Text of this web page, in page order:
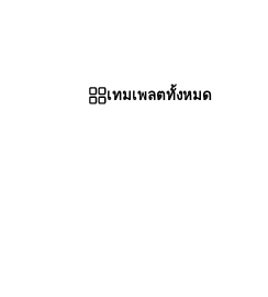
เทมเพลตทั้งหมด